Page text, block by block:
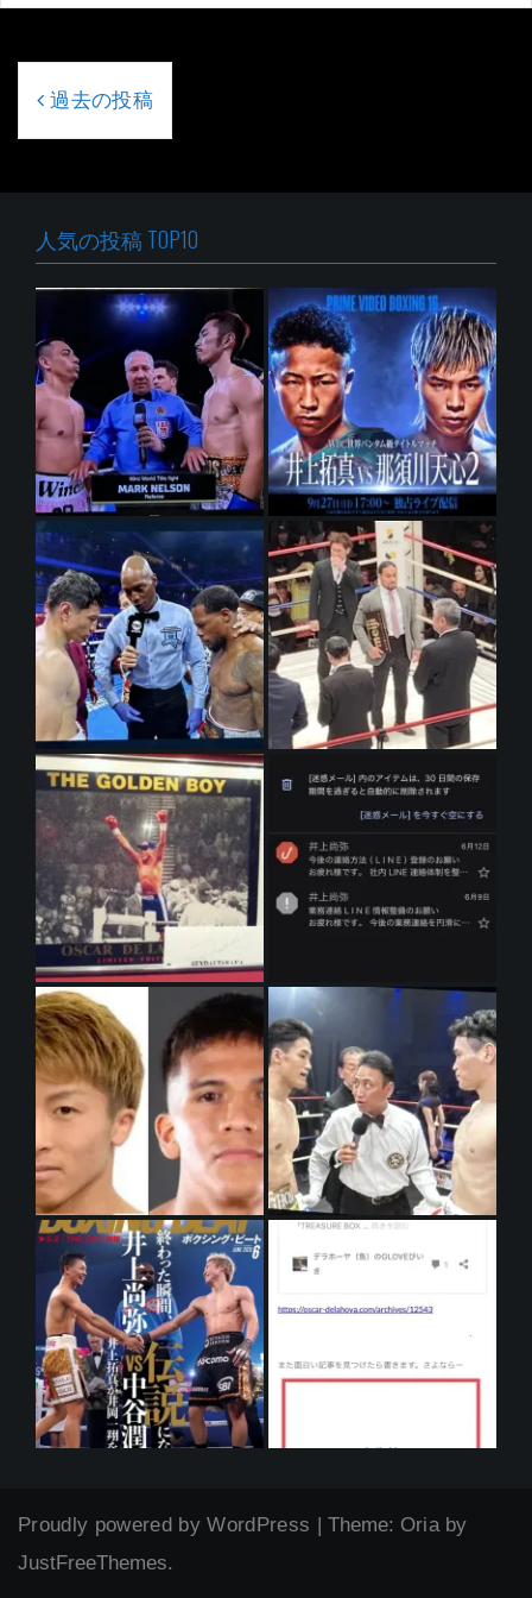
投
稿
ー
ョ
ン
過去の投稿
人気の投稿 TOP10
Proudly powered by WordPress | Theme: Oriaby
JustFreeThemes.